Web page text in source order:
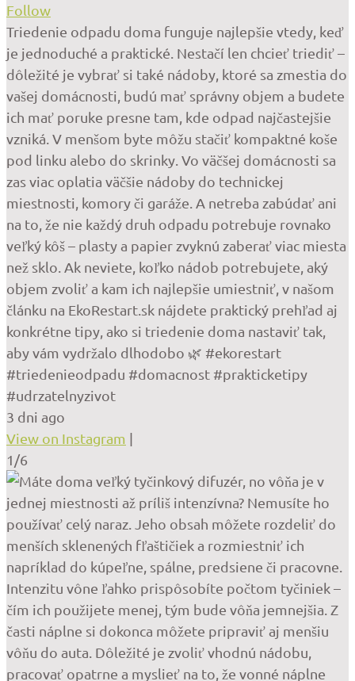
Follow
Triedenie odpadu doma funguje najlepšie vtedy, keď
je jednoduché a praktické. Nestačí len chcieť triediť –
dôležité je vybrať si také nádoby, ktoré sa zmestia do
vašej domácnosti, budú mať správny objem a budete
ich mať poruke presne tam, kde odpad najčastejšie
vzniká. V menšom byte môžu stačiť kompaktné koše
pod linku alebo do skrinky. Vo väčšej domácnosti sa
zas viac oplatia väčšie nádoby do technickej
miestnosti, komory či garáže. A netreba zabúdať ani
na to, že nie každý druh odpadu potrebuje rovnako
veľký kôš – plasty a papier zvyknú zaberať viac miesta
než sklo. Ak neviete, koľko nádob potrebujete, aký
objem zvoliť a kam ich najlepšie umiestniť, v našom
článku na EkoRestart.sk nájdete praktický prehľad aj
konkrétne tipy, ako si triedenie doma nastaviť tak,
aby vám vydržalo dlhodobo 🌿 #ekorestart
#triedenieodpadu #domacnost #prakticketipy
#udrzatelnyzivot
3 dni ago
View on Instagram |
1/6